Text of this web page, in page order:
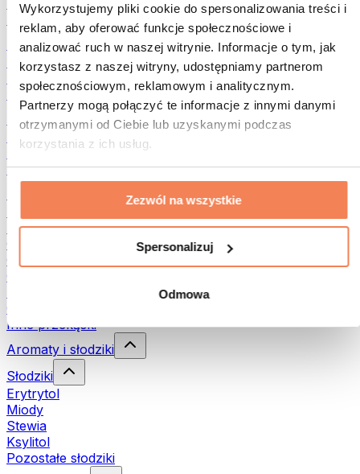
Wykorzystujemy pliki cookie do spersonalizowania treści i
reklam, aby oferować funkcje społecznościowe i
analizować ruch w naszej witrynie. Informacje o tym, jak
korzystasz z naszej witryny, udostępniamy partnerom
społecznościowym, reklamowym i analitycznym.
Partnerzy mogą połączyć te informacje z innymi danymi
otrzymanymi od Ciebie lub uzyskanymi podczas
korzystania z ich usług.
Zezwól na wszystkie
Spersonalizuj
Odmowa
Rośliny strączkowe
Inna żywność fitness
Masła orzechowe
Masło orzechowe 100%
Słodkie masła orzechowe
Masła orzechowe z białkiem
Superfood
Zielone superfoods
Błonnik
Inne superfoods
Suszone mięso
Owoce liofilizowane
Ciastka proteinowe
Chipsy i chrupki
Czekolady
Inne przekąski
Aromaty i słodziki
Słodziki
Erytrytol
Miody
Stewia
Ksylitol
Pozostałe słodziki